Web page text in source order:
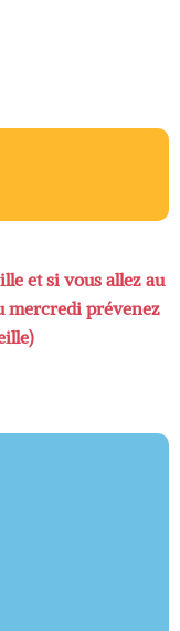
et si vous allez au
mercredi prévenez